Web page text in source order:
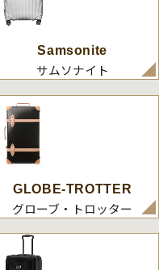
Samsonite
サムソナイト
GLOBE-TROTTER
グローブ・トロッター